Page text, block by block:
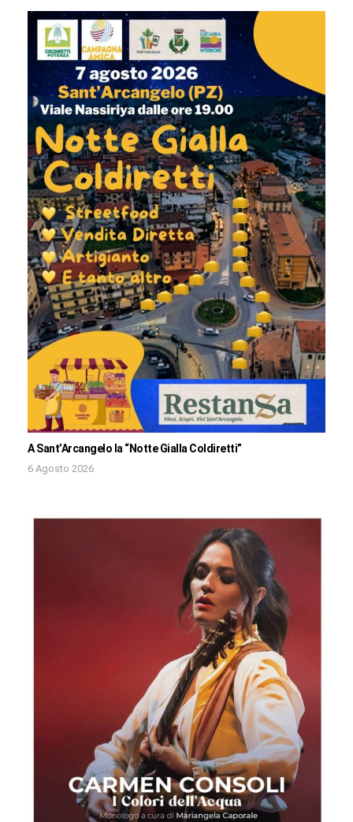
A Sant’Arcangelo la “Notte Gialla Coldiretti”
6 Agosto 2026